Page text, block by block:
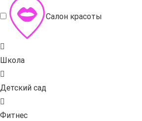
Салон красоты
Школа
Детский сад
Фитнес